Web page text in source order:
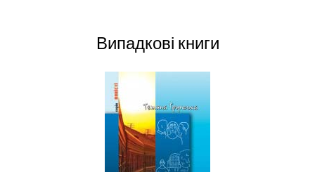
Випадкові книги